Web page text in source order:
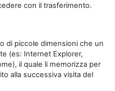
con il trasferimento.
di piccole dimensioni che un
(es: Internet Explorer,
il quale li memorizza per
alla successiva visita del